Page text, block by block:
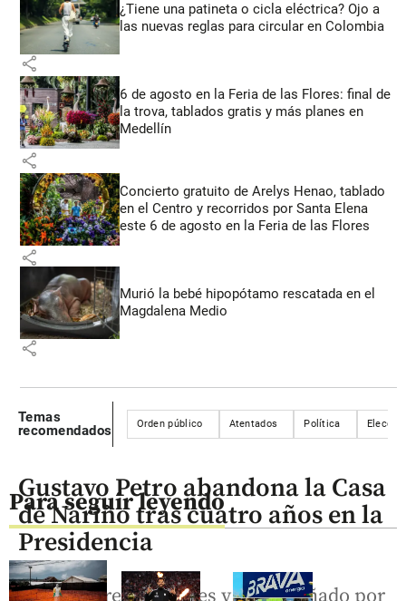
¿Tiene una patineta o cicla eléctrica? Ojo a
las nuevas reglas para circular en Colombia
share
6 de agosto en la Feria de las Flores: final de
la trova, tablados gratis y más planes en
Medellín
share
Concierto gratuito de Arelys Henao, tablado
en el Centro y recorridos por Santa Elena
este 6 de agosto en la Feria de las Flores
share
Murió la bebé hipopótamo rescatada en el
Magdalena Medio
share
Temas
recomendados
Orden público Atentados Política
Para seguir leyendo
Gustavo Petro abandona la Casa
de Nariño tras cuatro años en la
Presidencia